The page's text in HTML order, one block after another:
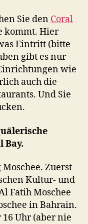
Sie den Coral
kommt. Hier
Eintritt (bitte
gibt es nur
wie
auch die
Und Sie
Bay.
Zuerst
Kultur- und
Fatih Moschee
in Bahrain.
Uhr (aber nie